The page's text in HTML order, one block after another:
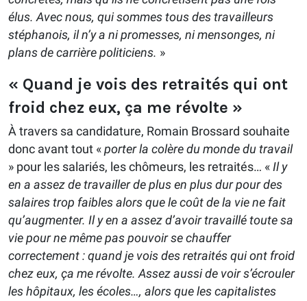
élus. Avec nous, qui sommes tous des travailleurs
stéphanois, il n’y a ni promesses, ni mensonges, ni
plans de carrière politiciens. »
« Quand je vois des retraités qui ont
froid chez eux, ça me révolte »
À travers sa candidature, Romain Brossard souhaite
donc avant tout «porter la colère du monde du travail
» pour les salariés, les chômeurs, les retraités… « Il y
en a assez de travailler de plus en plus dur pour des
salaires trop faibles alors que le coût de la vie ne fait
qu’augmenter. Il y en a assez d’avoir travaillé toute sa
vie pour ne même pas pouvoir se chauffer
correctement : quand je vois des retraités qui ont froid
chez eux, ça me révolte. Assez aussi de voir s’écrouler
les hôpitaux, les écoles…, alors que les capitalistes